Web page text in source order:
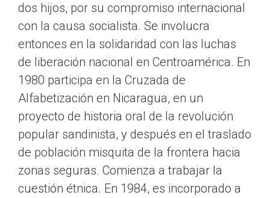
dos hijos, por su compromiso internacional
con la causa socialista. Se involucra
entonces en la solidaridad con las luchas
de liberación nacional en Centroamérica. En
1980 participa en la Cruzada de
Alfabetización en Nicaragua, en un
proyecto de historia oral de la revolución
popular sandinista, y después en el traslado
de población misquita de la frontera hacia
zonas seguras. Comienza a trabajar la
cuestión étnica. En 1984, es incorporado a